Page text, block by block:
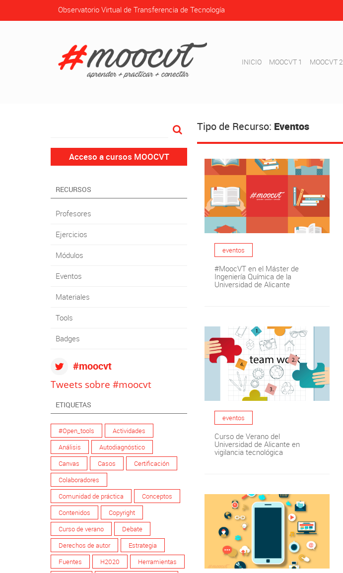
Observatorio Virtual de Transferencia de Tecnología
INICIO MOOCVT 1 MOOCVT 2
Acceso a cursos MOOCVT
RECURSOS
Profesores
Ejercicios
Módulos
Eventos
Materiales
Tools
Badges
#moocvt
Tweets sobre #moocvt
ETIQUETAS
#Open_tools
Actividades
Análisis
Autodiagnóstico
Canvas
Casos
Certificación
Colaboradores
Comunidad de práctica
Conceptos
Contenidos
Copyright
Curso de verano
Debate
Derechos de autor
Estrategia
Fuentes
H2020
Herramientas
Tipo de Recurso: Eventos
eventos
#MoocVT en el Máster de
Ingeniería Química de la
Universidad de Alicante
eventos
Curso de Verano del
Universidad de Alicante en
vigilancia tecnológica